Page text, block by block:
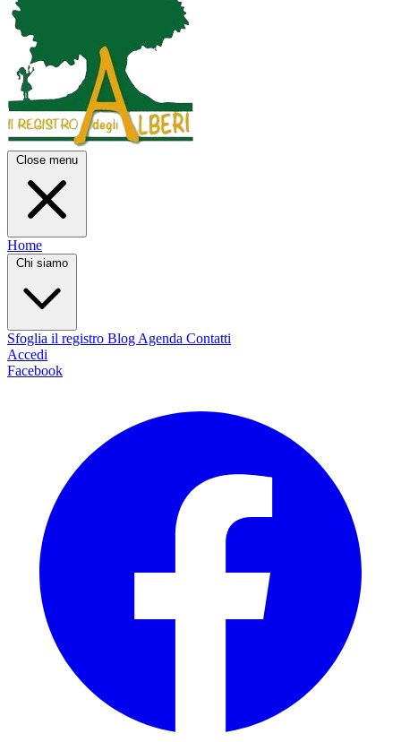
Close menu
Home
Chi siamo
Sfoglia il registro Blog Agenda Contatti
Accedi
Facebook